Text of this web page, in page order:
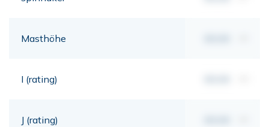
Masthöhe
I (rating)
J (rating)